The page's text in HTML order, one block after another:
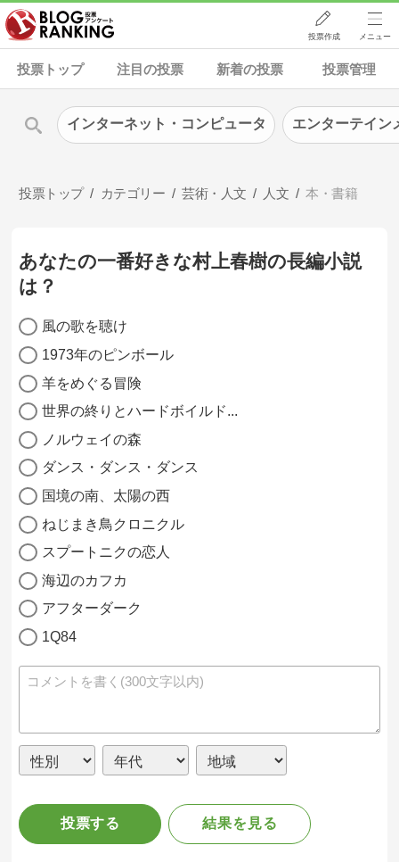
投票作成 メニュー
投票トップ 注目の投票 新着の投票 投票管理
投票トップ カテゴリー 芸術・人文 人文 本・書籍
あなたの一番好きな村上春樹の長編小説
は？
風の歌を聴け
1973年のピンボール
羊をめぐる冒険
世界の終りとハードボイルド...
ノルウェイの森
ダンス・ダンス・ダンス
国境の南、太陽の西
ねじまき鳥クロニクル
スプートニクの恋人
海辺のカフカ
アフターダーク
1Q84
投票する 結果を見る
インターネット・コンピュータ エンターテイン